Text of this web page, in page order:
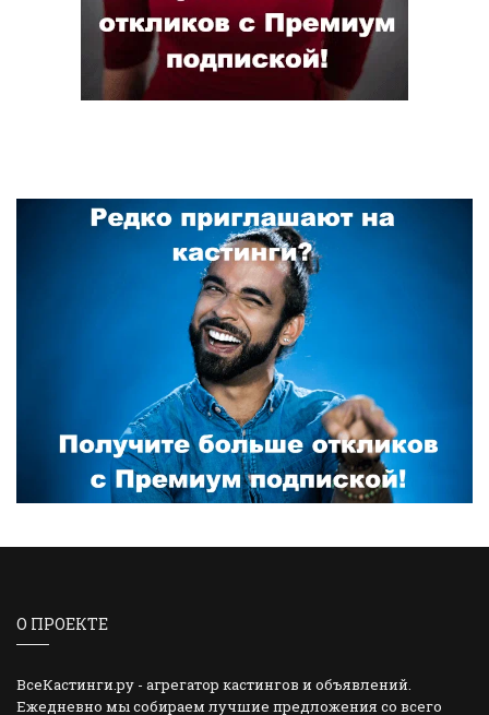
О ПРОЕКТЕ
ВсеКастинги.ру - агрегатор кастингов и объявлений.
Ежедневно мы собираем лучшие предложения со всего